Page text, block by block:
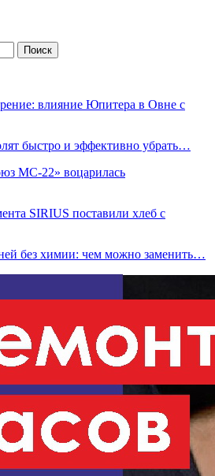
влияние Юпитера в Овне с
быстро и эффективно убрать…
МС-22» воцарилась
SIRIUS поставили хлеб с
без химии: чем можно заменить…